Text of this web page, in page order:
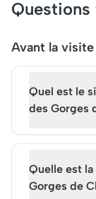
Salle ou le
réveille
créatif de
Questions
Avant la visite
Quel est le
des Gorges
Quelle est
Gorges de